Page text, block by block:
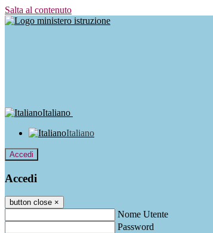
Salta al contenuto
Italiano
Italiano
Accedi
Accedi
button close ×
Nome Utente
Password